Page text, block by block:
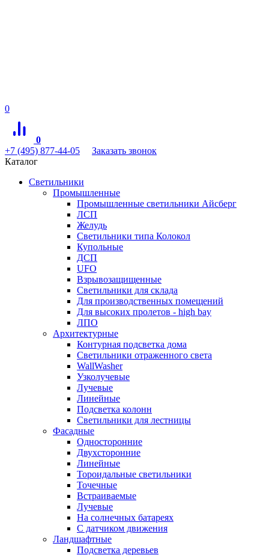
0
0
+7 (495) 877-44-05
Заказать звонок
Каталог
Светильники
Промышленные
Промышленные светильники Айсберг
ЛСП
Желудь
Светильники типа Колокол
Купольные
ДСП
UFO
Взрывозащищенные
Светильники для склада
Для производственных помещений
Для высоких пролетов - high bay
ЛПО
Архитектурные
Контурная подсветка дома
Светильники отраженного света
WallWasher
Узколучевые
Лучевые
Линейные
Подсветка колонн
Светильники для лестницы
Фасадные
Односторонние
Двухсторонние
Линейные
Тороидальные светильники
Точечные
Встраиваемые
Лучевые
На солнечных батареях
С датчиком движения
Ландшафтные
Подсветка деревьев